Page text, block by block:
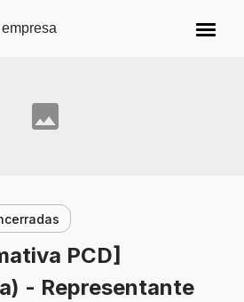
principal
PCD]
- Representante